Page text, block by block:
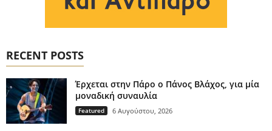
RECENT POSTS
Έρχεται στην Πάρο ο Πάνος Βλάχος, για μία
μοναδική συναυλία
Featured 6 Αυγούστου, 2026